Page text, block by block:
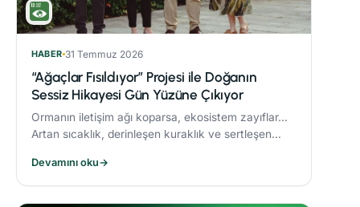
HABER 31 Temmuz 2026
“Ağaçlar Fısıldıyor” Projesi ile Doğanın
Sessiz Hikayesi Gün Yüzüne Çıkıyor
Ormanın iletişim ağı koparsa, ekosistem zayıflar...
Artan sıcaklık, derinleşen kuraklık ve sertleşen
getiriyor.
Devamını oku→